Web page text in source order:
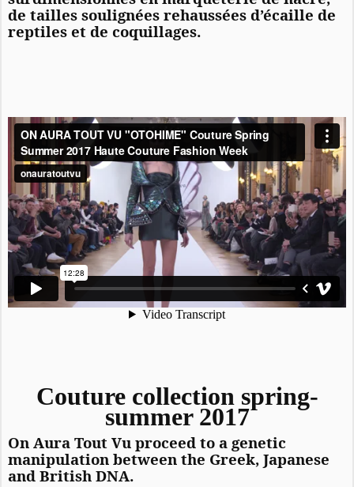
de tailles soulignées rehaussées d’écaille de
reptiles et de coquillages.
Couture collection spring-
summer 2017
On Aura Tout Vu proceed to a genetic
manipulation between the Greek, Japanese
and British DNA.